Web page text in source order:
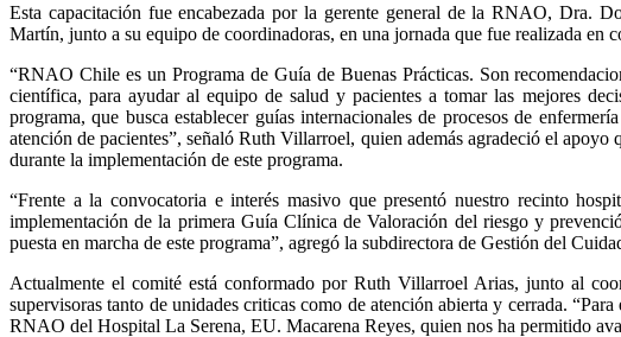
Esta capacitación fue encabezada por la gerente general de la RNAO, Dra.
Martín, junto a su equipo de coordinadoras, en una jornada que fue realizada
“RNAO Chile es un Programa de Guía de Buenas Prácticas. Son
científica, para ayudar al equipo de salud y pacientes a tomar las mejores
programa, que busca establecer guías internacionales de procesos de
atención de pacientes”, señaló Ruth Villarroel, quien además agradeció el
durante la implementación de este programa.
“Frente a la convocatoria e interés masivo que presentó nuestro recinto
implementación de la primera Guía Clínica de Valoración del riesgo y
puesta en marcha de este programa”, agregó la subdirectora de Gestión del
Actualmente el comité está conformado por Ruth Villarroel Arias, junto al
supervisoras tanto de unidades criticas como de atención abierta y cerrada.
RNAO del Hospital La Serena, EU. Macarena Reyes, quien nos ha permitido